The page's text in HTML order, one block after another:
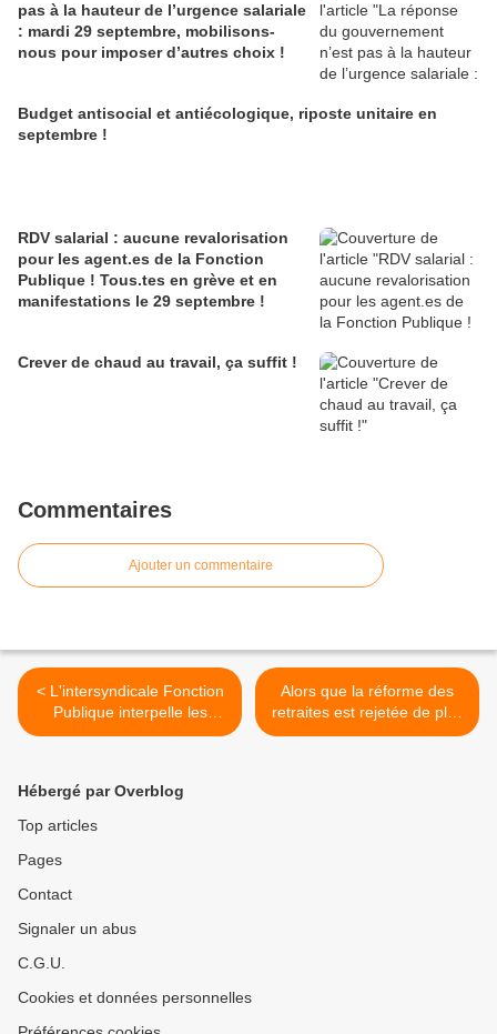
pas à la hauteur de l’urgence salariale
: mardi 29 septembre, mobilisons-
nous pour imposer d’autres choix !
Budget antisocial et antiécologique, riposte unitaire en
septembre !
RDV salarial : aucune revalorisation
pour les agent.es de la Fonction
Publique ! Tous.tes en grève et en
manifestations le 29 septembre !
Crever de chaud au travail, ça suffit !
Commentaires
Ajouter un commentaire
< L'intersyndicale Fonction
Publique interpelle les
candidats à la mairie de
Alors que la réforme des
retraites est rejetée de plus
en plus largement, on
Hébergé par Overblog
Top articles
Pages
Contact
Signaler un abus
C.G.U.
Cookies et données personnelles